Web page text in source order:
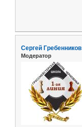
Сергей Гребенников
Модератор